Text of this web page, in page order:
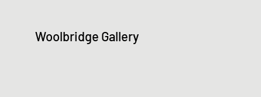
Woolbridge Gallery